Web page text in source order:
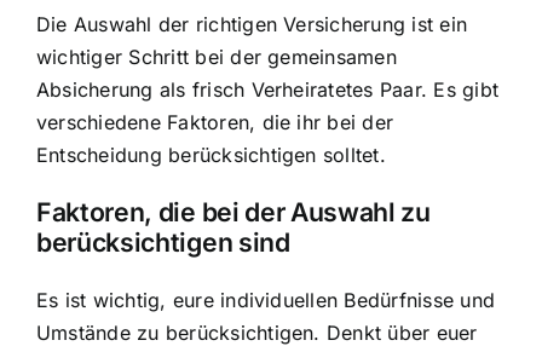
Die Auswahl der richtigen Versicherung ist ein
wichtiger Schritt bei der gemeinsamen
Absicherung als frisch Verheiratetes Paar. Es gibt
verschiedene Faktoren, die ihr bei der
Entscheidung berücksichtigen solltet.
Faktoren, die bei der Auswahl zu
berücksichtigen sind
Es ist wichtig, eure individuellen Bedürfnisse und
Umstände zu berücksichtigen. Denkt über euer